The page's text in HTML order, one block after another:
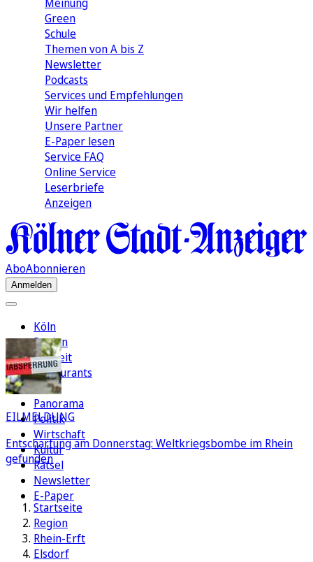
Green
Schule
Themen von A bis Z
Newsletter
Podcasts
Services und Empfehlungen
Wir helfen
Unsere Partner
E-Paper lesen
Service FAQ
Online Service
Leserbriefe
Anzeigen
AboAbonnieren
Anmelden
Köln
Region
Freizeit
Restaurants
FC
Panorama
Politik
Wirtschaft
Kultur
Rätsel
Newsletter
E-Paper
EILMELDUNG
Entschärfung am Donnerstag: Weltkriegsbombe im Rhein
gefunden
Startseite
Region
Rhein-Erft
Elsdorf